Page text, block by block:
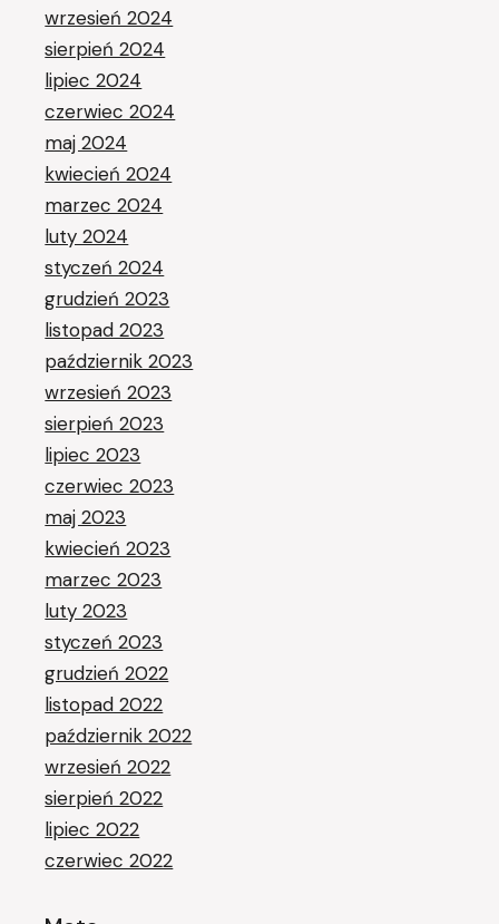
wrzesień 2024
sierpień 2024
lipiec 2024
czerwiec 2024
maj 2024
kwiecień 2024
marzec 2024
luty 2024
styczeń 2024
grudzień 2023
listopad 2023
październik 2023
wrzesień 2023
sierpień 2023
lipiec 2023
czerwiec 2023
maj 2023
kwiecień 2023
marzec 2023
luty 2023
styczeń 2023
grudzień 2022
listopad 2022
październik 2022
wrzesień 2022
sierpień 2022
lipiec 2022
czerwiec 2022